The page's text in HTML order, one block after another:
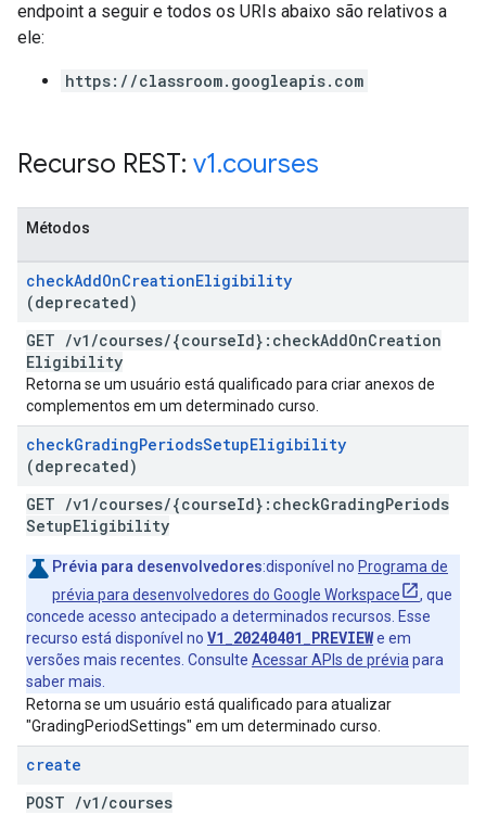
endpoint a seguir e todos os URIs abaixo são relativos a
ele:
https://classroom.googleapis.com
Recurso REST: v1.courses
Métodos
checkAddOnCreationEligibility
(deprecated)
GET /v1 /courses/{courseId}:checkAddOnCreation
Eligibility
Retorna se um usuário está qualificado para criar anexos de
complementos em um determinado curso.
checkGradingPeriodsSetupEligibility
(deprecated)
GET /v1 /courses/{courseId}:checkGradingPeriods
SetupEligibility
Prévia para desenvolvedores:disponível no Programa de
prévia para desenvolvedores do Google Workspace
, que
concede acesso antecipado a determinados recursos. Esse
recurso está disponível no V1_20240401_PREVIEWe em
versões mais recentes. Consulte Acessar APIs de prévia para
saber mais.
Retorna se um usuário está qualificado para atualizar
"GradingPeriodSettings" em um determinado curso.
create
POST /v1 /courses